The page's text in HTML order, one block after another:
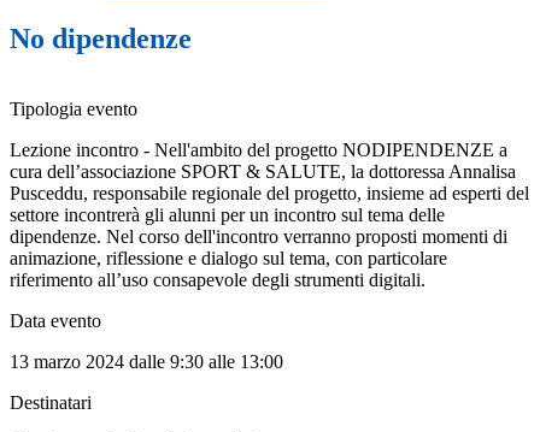
No dipendenze
Tipologia evento
Lezione incontro - Nell'ambito del progetto NODIPENDENZE a
cura dell’associazione SPORT & SALUTE, la dottoressa Annalisa
Pusceddu, responsabile regionale del progetto, insieme ad esperti del
settore incontrerà gli alunni per un incontro sul tema delle
dipendenze. Nel corso dell'incontro verranno proposti momenti di
animazione, riflessione e dialogo sul tema, con particolare
riferimento all’uso consapevole degli strumenti digitali.
Data evento
13 marzo 2024 dalle 9:30 alle 13:00
Destinatari